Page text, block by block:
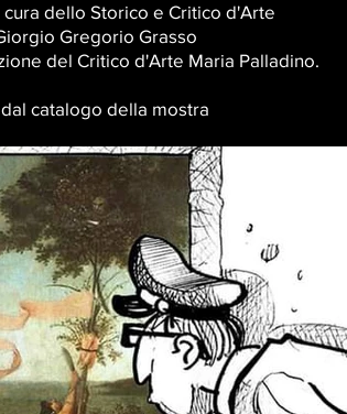
dello Storico e Critico d'Arte
Gregorio Grasso
del Critico d'Arte Maria Palladino.
catalogo della mostra